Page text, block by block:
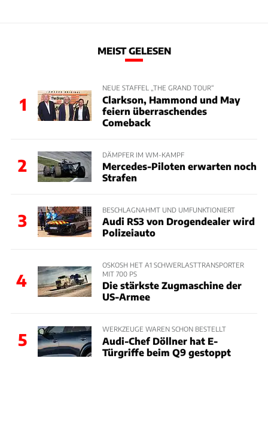
MEIST GELESEN
1
NEUE STAFFEL „THE GRAND TOUR“
Clarkson, Hammond und May
feiern überraschendes
Comeback
2
DÄMPFER IM WM-KAMPF
Mercedes-Piloten erwarten noch
Strafen
3
BESCHLAGNAHMT UND UMFUNKTIONIERT
Audi RS3 von Drogendealer wird
Polizeiauto
4
OSKOSH HET A1 SCHWERLASTTRANSPORTER
MIT 700 PS
Die stärkste Zugmaschine der
US-Armee
5
WERKZEUGE WAREN SCHON BESTELLT
Audi-Chef Döllner hat E-
Türgriffe beim Q9 gestoppt